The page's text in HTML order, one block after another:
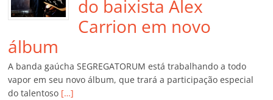
do baixista Alex
Carrion em novo
álbum
A banda gaúcha SEGREGATORUM está trabalhando a todo
vapor em seu novo álbum, que trará a participação especial
do talentoso […]